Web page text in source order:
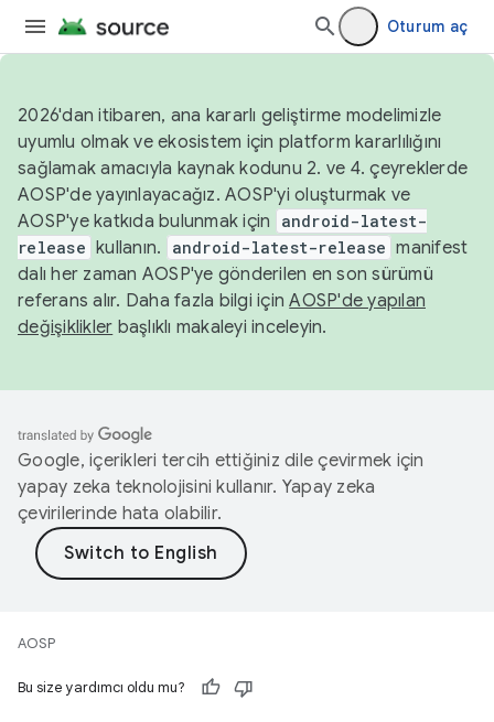
Oturum aç
2026'dan itibaren, ana kararlı geliştirme modelimizle
uyumlu olmak ve ekosistem için platform kararlılığını
sağlamak amacıyla kaynak kodunu 2. ve 4. çeyreklerde
AOSP'de yayınlayacağız. AOSP'yi oluşturmak ve
AOSP'ye katkıda bulunmak için
android-latest-
release kullanın. android-latest-release manifest
dalı her zaman AOSP'ye gönderilen en son sürümü
referans alır. Daha fazla bilgi içinAOSP'de yapılan
değişiklikler başlıklı makaleyi inceleyin.
Google, içerikleri tercih ettiğiniz dile çevirmek için
yapay zeka teknolojisini kullanır. Yapay zeka
çevirilerinde hata olabilir.
AOSP
Bu size yardımcı oldu mu?